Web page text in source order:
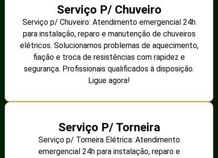
Serviço P/ Chuveiro
Serviço p/ Chuveiro: Atendimento emergencial 24h
para instalação, reparo e manutenção de chuveiros
elétricos. Solucionamos problemas de aquecimento,
fiação e troca de resistências com rapidez e
segurança. Profissionais qualificados à disposição.
Ligue agora!
Serviço P/ Torneira
Serviço p/ Torneira Elétrica: Atendimento
emergencial 24h para instalação, reparo e